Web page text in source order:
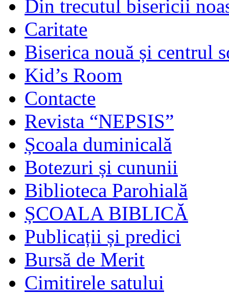
Din trecutul bisericii
Caritate
Biserica nouă și centrul
Kid’s Room
Contacte
Revista “NEPSIS”
Școala duminicală
Botezuri și cununii
Biblioteca Parohială
ȘCOALA BIBLICĂ
Publicații și predici
Bursă de Merit
Cimitirele satului